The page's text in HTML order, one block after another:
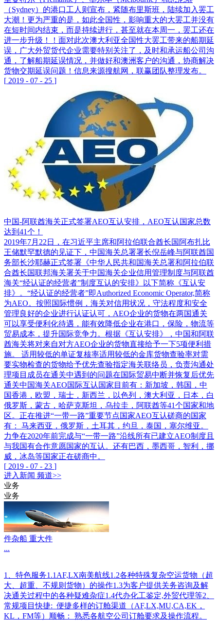
（Sydney）的港口工人则宣布，紧随布里斯班，陆续加入罢工
大潮！更为严重的是，如此全国性，影响重大的大罢工并没有
在短时间内结束，而是持续进行，甚至就在本周一，罢工还在
进一步升级！！面对此次澳大利亚全国性大罢工带来的船期延
误，广大外贸货代企业需要特别关注了，及时和承运船公司沟
通，了解船期延误情况，并做好和澳洲客户的沟通，协商解决
货物交期延误问题！信息来源搜航网，联赢团队整理发布。
[ 2019 - 07 - 25 ]
中国-阿联酋海关正式签署AEO互认安排，AEO互认国家总数
达到41个！
2019年7月22日，在习近平主席和阿拉伯联合酋长国阿布扎比
王储默罕默德的见证下，中国海关总署署长倪岳峰与阿联酋国
务部长沙耶赫正式签署《中华人民共和国海关总署和阿拉伯联
合酋长国联邦海关署关于中国海关企业信用管理制度与阿联酋
海关“经认证的经营者”制度互认的安排》以下简称《互认安
排》。“经认证的经营者”即Authorized Economic Operator,简称
为AEO。按照国际惯例，海关对信用状况，守法程度和安全
管理良好的企业进行认证认可，AEO企业的货物在两国通关
可以享受便利化待遇，能有效降低企业在港口，保险，物流等
贸易成本，提升国际竞争力。根据《互认安排》，中国和阿联
酋海关将对来自对方AEO企业的货物直接给予一下5项便利措
施。 适用较低的单证复核率适用较低的金库货物查验率对需
要实物检查的货物给予优先查验指定海关联络员，负责沟通处
理项目成员在通关中遇到的问题在国际贸易中断并恢复后优先
通关中国海关AEO国际互认国家目前有：新加坡，韩国，中
国香港，欧盟，瑞士，新西兰，以色列，澳大利亚，日本，白
俄罗斯，蒙古，哈萨克斯坦，乌拉圭，阿联酋等41个国家和地
区。正在推进“一带一路”重要节点国家AEO互认磋商的国家
有： 马来西亚，俄罗斯，土耳其，约旦，泰国，塞尔维亚。
力争在2020年前完成与“一带一路”沿线所有已建立AEO制度且
与我国有合作意愿国家的互认。还有巴西，墨西哥，智利，挪
威，冰岛等国家正在磋商中。
[ 2019 - 07 - 23 ]
进入 新闻 频道>>
业务
业务
件杂船 重大件
...
1、特色服务1.1AF,LX南美航线1.2各种特殊复杂空运货物（超
大、超重、不规则货物）的操作1.3为客户提供关务咨询及解
决通关过程中的各种疑难杂症1.4代办化工鉴定,外贸代理等2、
常规项目快捷: 便捷多样的订舱渠道（AF,LX,MU,CA,EK，
KL，FM等）顺畅： 熟悉各航空公司订舱要求及操作流程。